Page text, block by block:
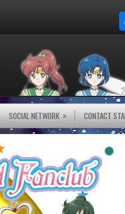
SOCIAL NETWORK » CONTACT